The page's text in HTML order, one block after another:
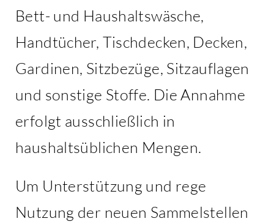
Bett- und Haushaltswäsche,
Handtücher, Tischdecken, Decken,
Gardinen, Sitzbezüge, Sitzauflagen
und sonstige Stoffe. Die Annahme
erfolgt ausschließlich in
haushaltsüblichen Mengen.
Um Unterstützung und rege
Nutzung der neuen Sammelstellen